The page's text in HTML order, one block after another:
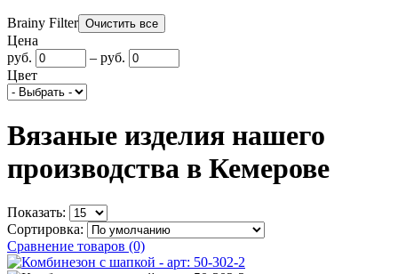
Brainy Filter
Цена
руб.
– руб.
Цвет
Вязаные изделия нашего
производства в Кемерове
Показать:
Сортировка:
Сравнение товаров (0)